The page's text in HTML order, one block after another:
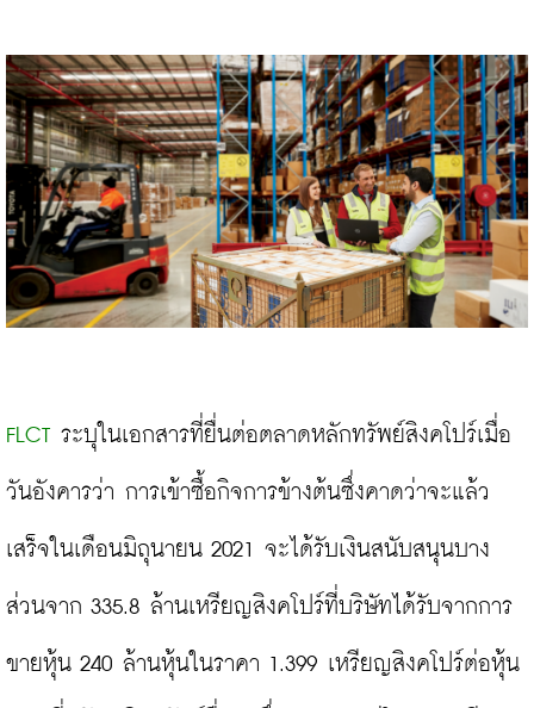
FLCT ระบุในเอกสารที่ยื่นต่อตลาดหลักทรัพย์สิงคโปร์เมื่อ
วันอังคารว่า การเข้าซื้อกิจการข้างต้นซึ่งคาดว่าจะแล้ว
เสร็จในเดือนมิถุนายน 2021 จะได้รับเงินสนับสนุนบาง
ส่วนจาก 335.8 ล้านเหรียญสิงคโปร์ที่บริษัทได้รับจากการ
ขายหุ้น 240 ล้านหุ้นในราคา 1.399 เหรียญสิงคโปร์ต่อหุ้น